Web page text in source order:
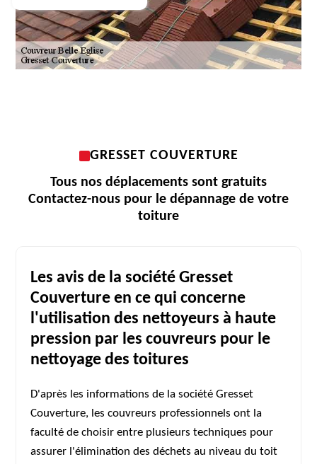
GRESSET COUVERTURE
Tous nos déplacements sont gratuits
Contactez-nous pour le dépannage de votre
toiture
Les avis de la société Gresset
Couverture en ce qui concerne
l'utilisation des nettoyeurs à haute
pression par les couvreurs pour le
nettoyage des toitures
D'après les informations de la société Gresset
Couverture, les couvreurs professionnels ont la
faculté de choisir entre plusieurs techniques pour
assurer l'élimination des déchets au niveau du toit